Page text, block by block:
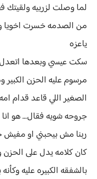
لما وصلت لزربيه
من الصدمه خسرت اخويا
ياعزه
سكت عيسي وبعدها اتعدل
مرسوم عليه الحزن
الصغير اللي قاعد قدام
جروحه شويه فقال... هو
ربنا مش بيحبني او مفيش
كان كلامه يدل على
بالشفقه الكبيره عليه